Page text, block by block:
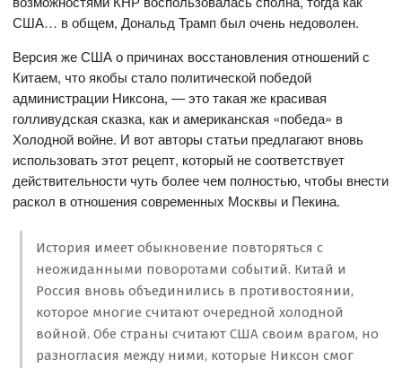
США… в общем, Дональд Трамп был очень недоволен.
Версия же США о причинах восстановления отношений с
Китаем, что якобы стало политической победой
администрации Никсона, — это такая же красивая
голливудская сказка, как и американская «победа» в
Холодной войне. И вот авторы статьи предлагают вновь
использовать этот рецепт, который не соответствует
действительности чуть более чем полностью, чтобы внести
раскол в отношения современных Москвы и Пекина.
История имеет обыкновение повторяться с
неожиданными поворотами событий. Китай и
Россия вновь объединились в противостоянии,
которое многие считают очередной холодной
войной. Обе страны считают США своим врагом, но
разногласия между ними, которые Никсон смог